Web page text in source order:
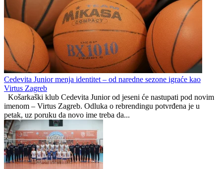
Novi kaos u američkom
sportu: NBA košarkaš želi
igrati za žensku NBA ligu
Rođeni osigurali
budućnost: Potpisao
talentirani Faris Dževahirić
Preporučuje ContentExchange
Republika Srpska
1 0